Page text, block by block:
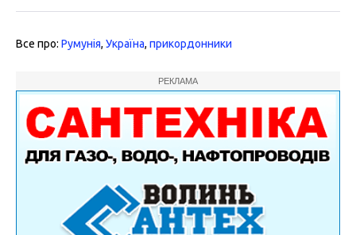
Все про: Румунія, Україна, прикордонники
РЕКЛАМА